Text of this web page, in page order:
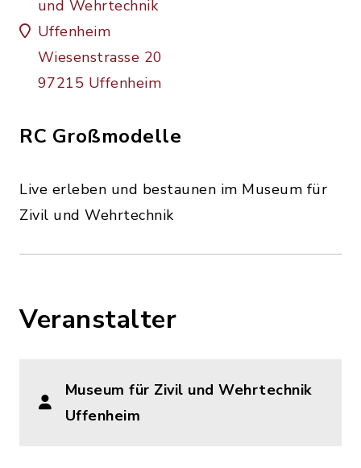
und Wehrtechnik
Uffenheim
Wiesenstrasse 20
97215 Uffenheim
RC Großmodelle
Live erleben und bestaunen im Museum für
Zivil und Wehrtechnik
Veranstalter
Museum für Zivil und Wehrtechnik
Uffenheim